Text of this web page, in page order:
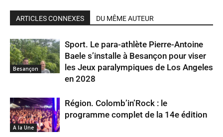
ARTICLES CONNEXES DU MÊME AUTEUR
Besançon
Sport. Le para-athlète Pierre-Antoine
Baele s’installe à Besançon pour viser
les Jeux paralympiques de Los Angeles
en 2028
A la Une
Région. Colomb’in’Rock : le
programme complet de la 14e édition